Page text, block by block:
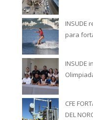
INSUDE
para
INSUDE
CFE
DEL